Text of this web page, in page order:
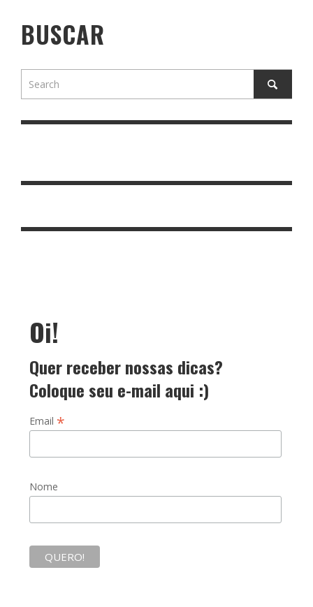
BUSCAR
Oi!
Quer receber nossas dicas?
Coloque seu e-mail aqui :)
Email *
Nome